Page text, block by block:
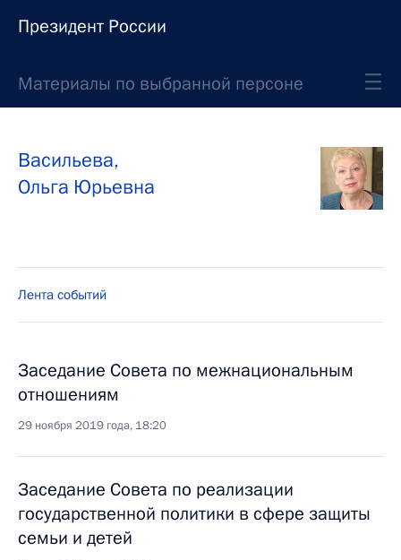
Президент России
Материалы по выбранной персоне
Васильева,
Ольга Юрьевна
Лента событий
Заседание Совета по межнациональным
отношениям
29 ноября 2019 года, 18:20
Заседание Совета по реализации
государственной политики в сфере защиты
семьи и детей